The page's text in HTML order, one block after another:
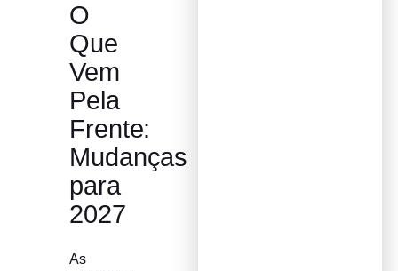
O
Que
Vem
Pela
Frente:
Mudanças
para
2027
As